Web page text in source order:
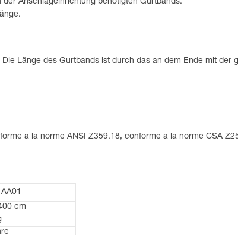
Anschlageinrichtung benötigten Gurtbands.
Länge des Gurtbands ist durch das an dem Ende mit der
à la norme ANSI Z359.18, conforme à la norme CSA
cm